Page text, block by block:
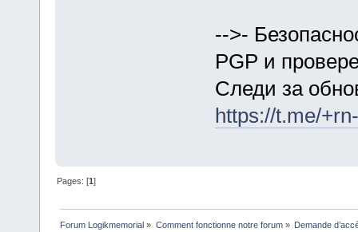
-->-
PGP и
Следи за
https://t.me/
Pages: [1]
Forum Logikmemorial » Comment fonctionne notre forum» Demande